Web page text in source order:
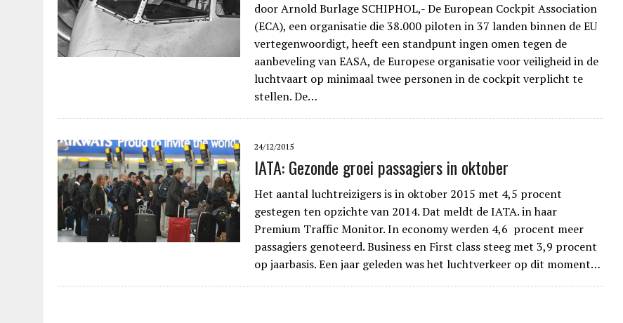
door Arnold Burlage SCHIPHOL,- De European Cockpit Association
(ECA), een organisatie die 38.000 piloten in 37 landen binnen de EU
vertegenwoordigt, heeft een standpunt ingen omen tegen de
aanbeveling van EASA, de Europese organisatie voor veiligheid in de
luchtvaart op minimaal twee personen in de cockpit verplicht te
stellen. De…
24/12/2015
IATA: Gezonde groei passagiers in oktober
Het aantal luchtreizigers is in oktober 2015 met 4,5 procent
gestegen ten opzichte van 2014. Dat meldt de IATA. in haar
Premium Traffic Monitor. In economy werden 4,6 procent meer
passagiers genoteerd. Business en First class steeg met 3,9 procent
op jaarbasis. Een jaar geleden was het luchtverkeer op dit moment…